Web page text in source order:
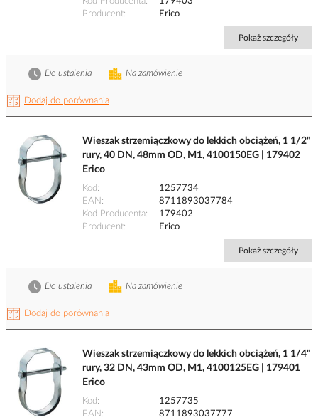
Producent
Erico
Pokaż szczegóły
Dodaj do porównania
Na zamówienie
Do ustalenia
Wieszak strzemiączkowy do lekkich obciążeń, 1 1/2"
rury, 40 DN, 48mm OD, M1, 4100150EG | 179402
Erico
Kod
1257734
EAN
8711893037784
Kod Producenta
179402
Producent
Erico
Pokaż szczegóły
Dodaj do porównania
Na zamówienie
Do ustalenia
Wieszak strzemiączkowy do lekkich obciążeń, 1 1/4"
rury, 32 DN, 43mm OD, M1, 4100125EG | 179401
Erico
Kod
1257735
EAN
8711893037777